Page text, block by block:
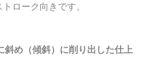
ローク向きです。
斜め（傾斜）に削り出した仕上